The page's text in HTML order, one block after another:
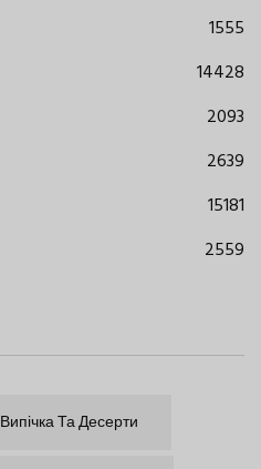
1555
14428
2093
2639
15181
2559
Випічка Та Десерти